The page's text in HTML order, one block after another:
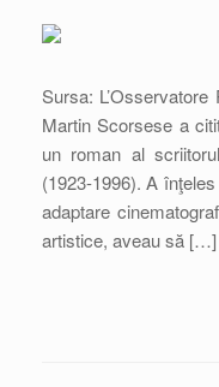
Sursa:
Martin Scorsese a
un roman al
(1923-1996). A
adaptare
artistice, aveau să […]